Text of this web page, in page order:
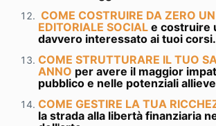
COME COSTRUIRE DA ZERO
EDITORIALE SOCIAL e costruire
davvero interessato ai tuoi corsi.
COME STRUTTURARE IL TUO
ANNO per avere il maggior
pubblico e nelle potenziali
COME GESTIRE LA TUA
la strada alla libertà finanziaria